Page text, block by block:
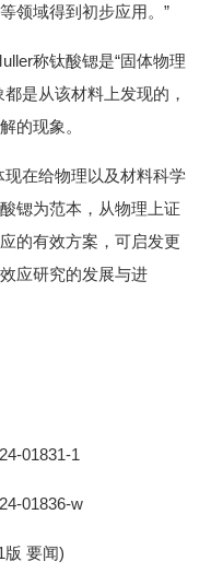
领域得到初步应用。”
称钛酸锶是“固体物理
是从该材料上发现的，
的现象。
在给物理以及材料科学
锶为范本，从物理上证
的有效方案，可启发更
应研究的发展与进
01831-1
01836-w
版 要闻)